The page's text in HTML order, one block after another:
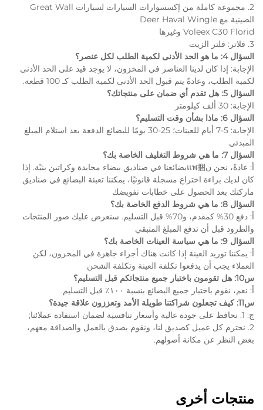
2. مجموعة كاملة من إكسسوارات السيارات لسيارات Great Wall
الصينية مع Deer Haval Wingle
Voleex C30 Florid وغيرها
3. فلاتر: فلتر الزيت
السؤال 4: ما هو الحد الأدنى لكمية الطلب لكل عنصر؟
الإجابة: إذا كان لدينا العناصر في المخزون، لا يوجد قيد على الحد الأدنى
لكمية الطلب، وعادةً يتم قبول الحد الأدنى لكمية الطلب كـ 100 قطعة.
السؤال 5: هل تقدم أي ضمان على منتجاتك؟
الإجابة: 30 ألف كيلومتر
السؤال 6: ماذا بشأن وقت التسليم؟
الإجابة: 5-7 أيام للعينات؛ 25-30 يومًا للبضائع الدفعة بعد استلام المبلغ
المبدئي
السؤال 7: ما هي شروط التغليف الخاصة بك؟
أ: عادةً، نحن نแพ捆بضائعنا في صناديق بيضاء محايدة وكراتين بنيّة. إذا
كان لديك براءة اختراع مسجلة قانونيًا، يمكننا تعبئة البضائع في صناديق
ماركتك بعد الحصول على خطابات تفويضك
السؤال 8: ما هي شروط الدفع الخاصة بك؟
أ: دفع 30% كمقدم، و70% قبل التسليم. سنعرض عليك صور المنتجات
والطرود قبل أن تدفع المبلغ المتبقي
السؤال 9: ما هي سياسة العينات الخاصة بك؟
أ: يمكننا توريد العينة إذا كانت هناك أجزاء جاهزة في المخزون، لكن
العملاء يجب أن يدفعوا تكلفة العينة وتكلفة الشحن
س10: هل تقومون باختبار جميع منتجاتكم قبل التسليم؟
أ: نعم، نقوم باختبار جميع البضائع بنسبة ١٠٠٪ قبل التسليم.
س11: كيف تجعلون شراكتنا طويلة الأمد وتعززون علاقة جيدة؟
ج: 1. نحافظ على جودة عالية وأسعار تنافسية لضمان استفادة عملائنا;
2. نحترم كل عميل كصديق لنا، ونقوم بصدق بالعمل والصداقة معهم،
بغض النظر عن مكانة أصولهم.
منتجات أخرى